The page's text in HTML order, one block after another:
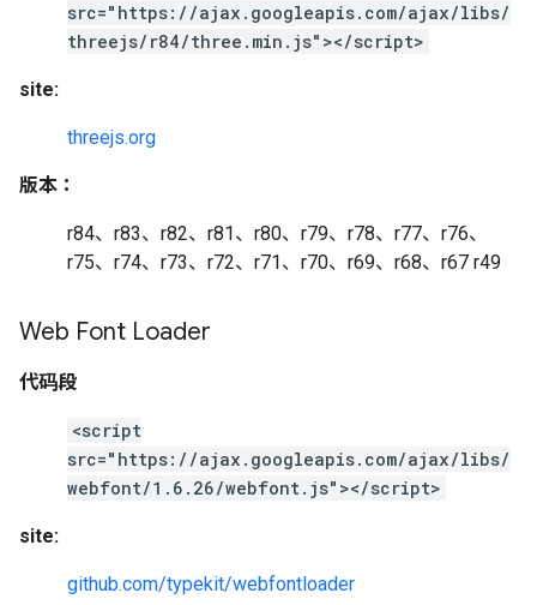
src="https://ajax.googleapis.com/ajax/libs/
threejs/r84/three.min.js"></script>
site:
threejs.org
版本：
r84、r83、r82、r81、r80、r79、r78、r77、r76、
r75、r74、r73、r72、r71、r70、r69、r68、r67 r49
Web Font Loader
代码段
<script
src="https://ajax.googleapis.com/ajax/libs/
webfont/1.6.26/webfont.js"></script>
site:
github.com/typekit/webfontloader